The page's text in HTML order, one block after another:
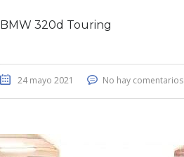
BMW 320d Touring
24 mayo 2021 No hay comentarios